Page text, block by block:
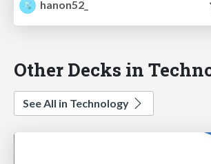
hanon52_
Other Decks in
See All in Technology